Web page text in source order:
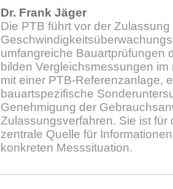
Dr. Frank Jäger
Die PTB führt vor der
umfangreiche Bauartprüfungen
bilden Vergleichsmessungen
mit einer PTB-Referenzanlage,
bauartspezifische
Genehmigung der
Zulassungsverfahren. Sie ist für
zentrale Quelle für
konkreten Messsituation.